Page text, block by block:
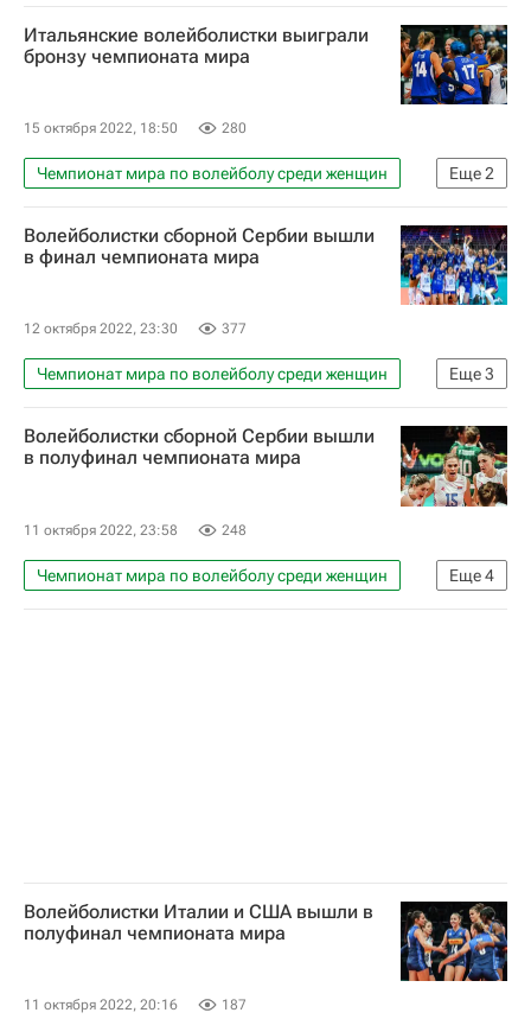
Итальянские волейболистки выиграли
бронзу чемпионата мира
15 октября 2022, 18:50 280
Еще2
Чемпионат мира по волейболу среди женщин
Волейбол
Международная федерация волейбола (FIVB)
Волейболистки сборной Сербии вышли
в финал чемпионата мира
12 октября 2022, 23:30 377
Еще3
Чемпионат мира по волейболу среди женщин
Волейбол
Международная федерация волейбола (FIVB)
Волейболистки сборной Сербии вышли
в полуфинал чемпионата мира
11 октября 2022, 23:58 248
Еще4
Чемпионат мира по волейболу среди женщин
Волейбол
Волейболистки Италии и США вышли в
полуфинал чемпионата мира
11 октября 2022, 20:16 187